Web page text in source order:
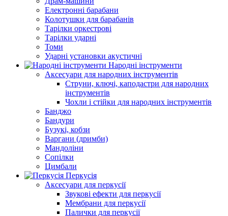
Електронні барабани
Колотушки для барабанів
Тарілки оркестрові
Тарілки ударні
Томи
Ударні установки акустичні
Народні інструменти
Аксесуари для народних інструментів
Струни, ключі, каподастри для народних
інструментів
Чохли і стійки для народних інструментів
Банджо
Бандури
Бузукі, кобзи
Варгани (дримби)
Мандоліни
Сопілки
Цимбали
Перкусія
Аксесуари для перкусії
Звукові ефекти для перкусії
Мембрани для перкусії
Палички для перкусії